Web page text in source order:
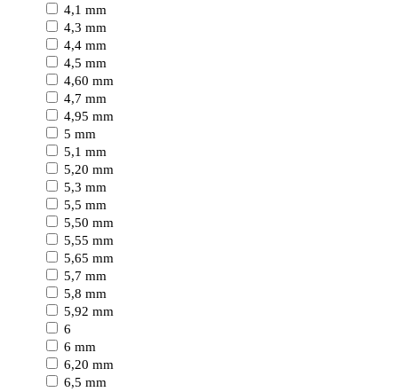
4,1 mm
4,3 mm
4,4 mm
4,5 mm
4,60 mm
4,7 mm
4,95 mm
5 mm
5,1 mm
5,20 mm
5,3 mm
5,5 mm
5,50 mm
5,55 mm
5,65 mm
5,7 mm
5,8 mm
5,92 mm
6
6 mm
6,20 mm
6,5 mm